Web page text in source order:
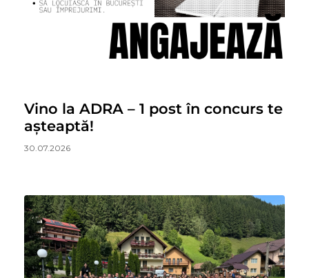
Vino la ADRA – 1 post în concurs te
așteaptă!
30.07.2026